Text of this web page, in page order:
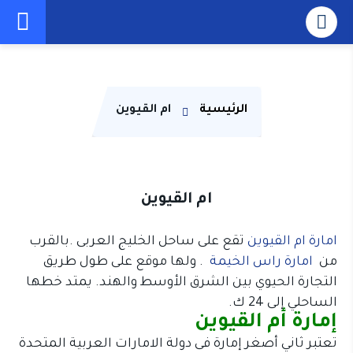
الرئيسية ام القيوين
ام القيوين
امارة ام القيوين تقع على ساحل الخليج العربى .بالقرب
من امارة راس الخيمة . ولها موقع على طول طريق
التجارة الحيوي بين الشرق الأوسط والهند. يمتد خطها
الساحلي إلى 24 ك.
إمارة أم القيوين
تعتبر ثاني أصغر إمارة فى دولة الامارات العربية المتحدة